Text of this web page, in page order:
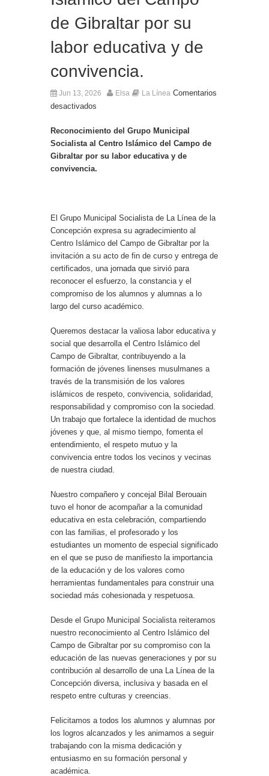
de Gibraltar por su
labor educativa y de
convivencia.
Jun 13, 2026 Elsa La Línea Comentarios
desactivados
Reconocimiento del Grupo Municipal
Socialista al Centro Islámico del Campo de
Gibraltar por su labor educativa y de
convivencia.
El Grupo Municipal Socialista de La Línea de la
Concepción expresa su agradecimiento al
Centro Islámico del Campo de Gibraltar por la
invitación a su acto de fin de curso y entrega de
certificados, una jornada que sirvió para
reconocer el esfuerzo, la constancia y el
compromiso de los alumnos y alumnas a lo
largo del curso académico.
Queremos destacar la valiosa labor educativa y
social que desarrolla el Centro Islámico del
Campo de Gibraltar, contribuyendo a la
formación de jóvenes linenses musulmanes a
través de la transmisión de los valores
islámicos de respeto, convivencia, solidaridad,
responsabilidad y compromiso con la sociedad.
Un trabajo que fortalece la identidad de muchos
jóvenes y que, al mismo tiempo, fomenta el
entendimiento, el respeto mutuo y la
convivencia entre todos los vecinos y vecinas
de nuestra ciudad.
Nuestro compañero y concejal Bilal Berouain
tuvo el honor de acompañar a la comunidad
educativa en esta celebración, compartiendo
con las familias, el profesorado y los
estudiantes un momento de especial significado
en el que se puso de manifiesto la importancia
de la educación y de los valores como
herramientas fundamentales para construir una
sociedad más cohesionada y respetuosa.
Desde el Grupo Municipal Socialista reiteramos
nuestro reconocimiento al Centro Islámico del
Campo de Gibraltar por su compromiso con la
educación de las nuevas generaciones y por su
contribución al desarrollo de una La Línea de la
Concepción diversa, inclusiva y basada en el
respeto entre culturas y creencias.
Felicitamos a todos los alumnos y alumnas por
los logros alcanzados y les animamos a seguir
trabajando con la misma dedicación y
entusiasmo en su formación personal y
académica.